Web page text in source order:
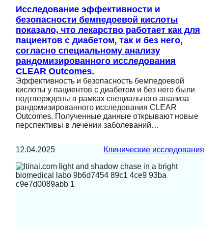
Исследование эффективности и
безопасности бемпедоевой кислоты
показало, что лекарство работает как для
пациентов с диабетом, так и без него,
согласно специальному анализу
рандомизированного исследования
CLEAR Outcomes.
Эффективность и безопасность бемпедоевой
кислоты у пациентов с диабетом и без него были
подтверждены в рамках специального анализа
рандомизированного исследования CLEAR
Outcomes. Полученные данные открывают новые
перспективы в лечении заболеваний…
12.04.2025 Клинические исследования